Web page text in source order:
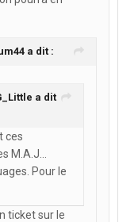
a dit :
a dit
ces
M.A.J...
Pour le
ticket sur le